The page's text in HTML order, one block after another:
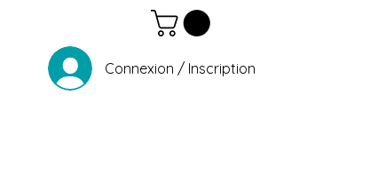
Connexion / Inscription